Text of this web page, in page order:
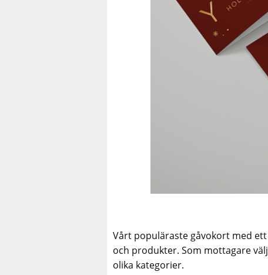
Vårt populäraste gåvokort med
och produkter. Som mottagare
olika kategorier.